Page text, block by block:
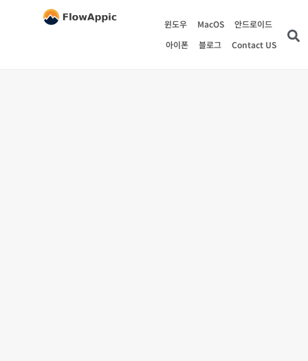
윈도우 MacOS
안드로이드
아이폰
블로그 Contact US